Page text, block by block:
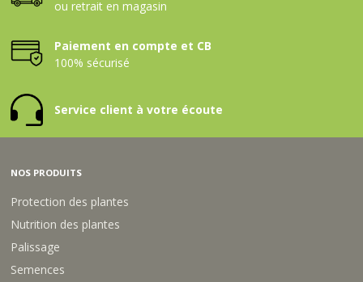
ou retrait en magasin
Paiement en compte et CB
100% sécurisé
Service client à votre écoute
NOS PRODUITS
Protection des plantes
Nutrition des plantes
Palissage
Semences